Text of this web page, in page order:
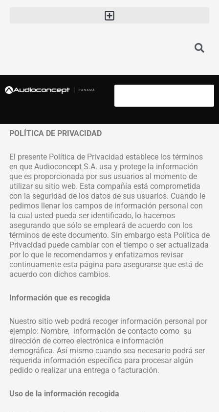
POLÍTICA DE PRIVACIDAD
El presente Política de Privacidad establece los términos
en que Audioconcept S.A. usa y protege la información
que es proporcionada por sus usuarios al momento de
utilizar su sitio web. Esta compañía está comprometida
con la seguridad de los datos de sus usuarios. Cuando le
pedimos llenar los campos de información personal con
la cual usted pueda ser identificado, lo hacemos
asegurando que sólo se empleará de acuerdo con los
términos de este documento. Sin embargo esta Política de
Privacidad puede cambiar con el tiempo o ser actualizada
por lo que le recomendamos y enfatizamos revisar
continuamente esta página para asegurarse que está de
acuerdo con dichos cambios.
Información que es recogida
Nuestro sitio web podrá recoger información personal por
ejemplo: Nombre, información de contacto como su
dirección de correo electrónica e información
demográfica. Así mismo cuando sea necesario podrá ser
requerida información específica para procesar algún
pedido o realizar una entrega o facturación.
Uso de la información recogida